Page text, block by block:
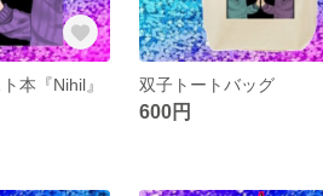
本『Nihil』 双子トートバッグ
600円